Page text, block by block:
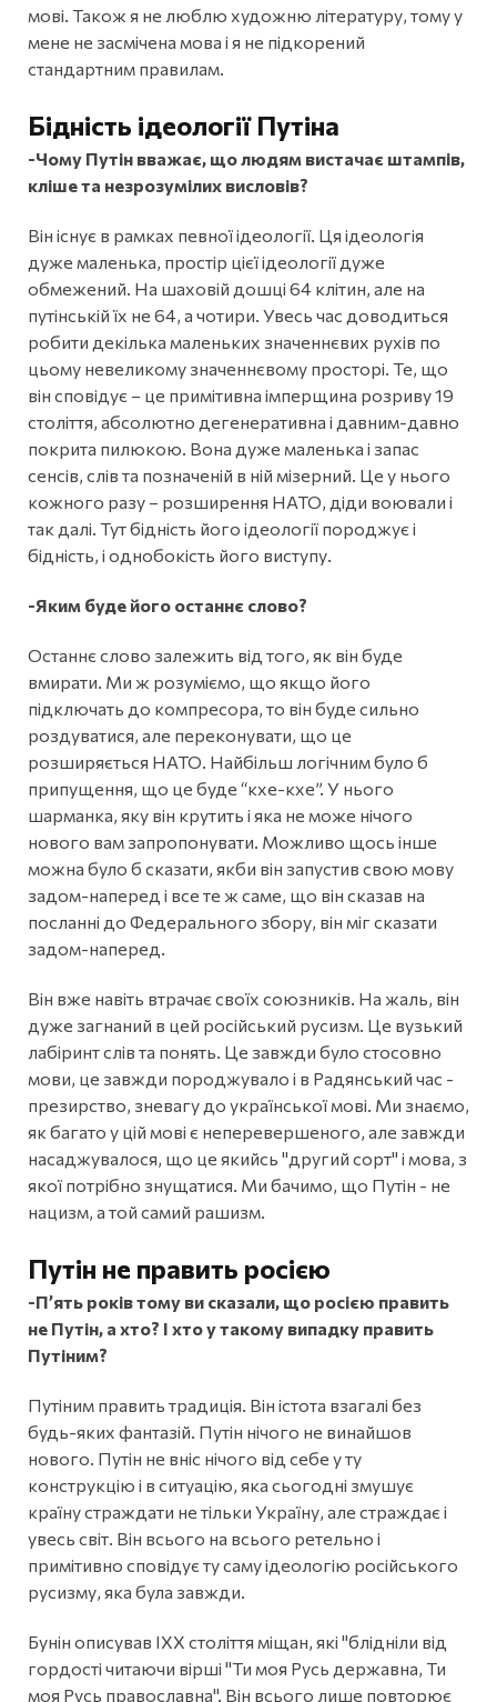
мові. Також я не люблю художню літературу, тому у
мене не засмічена мова і я не підкорений
стандартним правилам.
Бідність ідеології Путіна
-Чому Путін вважає, що людям вистачає штампів,
кліше та незрозумілих висловів?
Він існує в рамках певної ідеології. Ця ідеологія
дуже маленька, простір цієї ідеології дуже
обмежений. На шаховій дошці 64 клітин, але на
путінській їх не 64, а чотири. Увесь час доводиться
робити декілька маленьких значеннєвих рухів по
цьому невеликому значеннєвому просторі. Те, що
він сповідує – це примітивна імперщина розриву 19
століття, абсолютно дегенеративна і давним-давно
покрита пилюкою. Вона дуже маленька і запас
сенсів, слів та позначеній в ній мізерний. Це у нього
кожного разу – розширення НАТО, діди воювали і
так далі. Тут бідність його ідеології породжує і
бідність, і однобокість його виступу.
-Яким буде його останнє слово?
Останнє слово залежить від того, як він буде
вмирати. Ми ж розуміємо, що якщо його
підключать до компресора, то він буде сильно
роздуватися, але переконувати, що це
розширяється НАТО. Найбільш логічним було б
припущення, що це буде “кхе-кхе”. У нього
шарманка, яку він крутить і яка не може нічого
нового вам запропонувати. Можливо щось інше
можна було б сказати, якби він запустив свою мову
задом-наперед і все те ж саме, що він сказав на
посланні до Федерального збору, він міг сказати
задом-наперед.
Він вже навіть втрачає своїх союзників. На жаль, він
дуже загнаний в цей російський русизм. Це вузький
лабіринт слів та понять. Це завжди було стосовно
мови, це завжди породжувало і в Радянський час -
презирство, зневагу до української мові. Ми знаємо,
як багато у цій мові є неперевершеного, але завжди
насаджувалося, що це якийсь "другий сорт" і мова, з
якої потрібно знущатися. Ми бачимо, що Путін - не
нацизм, а той самий рашизм.
Путін не править росією
-П’ять років тому ви сказали, що росією править
не Путін, а хто? І хто у такому випадку править
Путіним?
Путіним править традиція. Він істота взагалі без
будь-яких фантазій. Путін нічого не винайшов
нового. Путін не вніс нічого від себе у ту
конструкцію і в ситуацію, яка сьогодні змушує
країну страждати не тільки Україну, але страждає і
увесь світ. Він всього на всього ретельно і
примітивно сповідує ту саму ідеологію російського
русизму, яка була завжди.
Бунін описував ІХХ століття міщан, які "блідніли від
гордості читаючи вірші "Ти моя Русь державна, Ти
моя Русь православна". Він всього лише повторює